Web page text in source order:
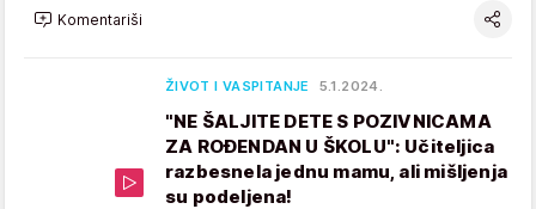
Komentariši
ŽIVOT I VASPITANJE 5.1.2024.
"NE ŠALJITE DETE S POZIVNICAMA
ZA ROĐENDAN U ŠKOLU": Učiteljica
razbesnela jednu mamu, ali mišljenja
su podeljena!